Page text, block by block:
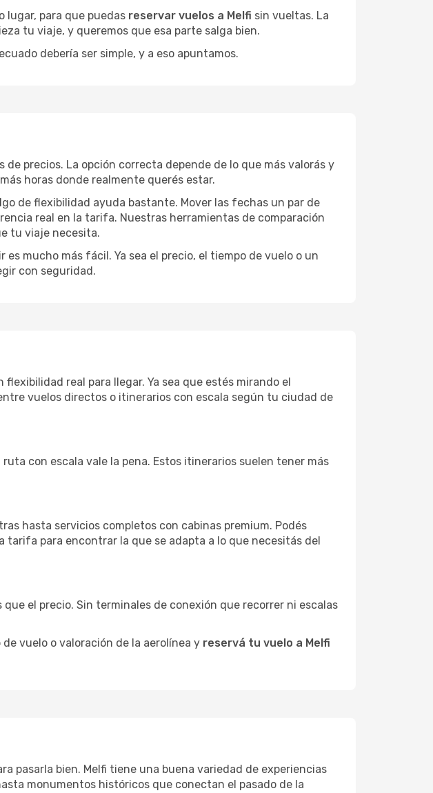
lugar, para que puedas reservar vuelos a Melfi sin vueltas. La
tu viaje, y queremos que esa parte salga bien.
debería ser simple, y a eso apuntamos.
precios. La opción correcta depende de lo que más valorás y
horas donde realmente querés estar.
de flexibilidad ayuda bastante. Mover las fechas un par de
real en la tarifa. Nuestras herramientas de comparación
tu viaje necesita.
mucho más fácil. Ya sea el precio, el tiempo de vuelo o un
con seguridad.
real para llegar. Ya sea que estés mirando el
vuelos directos o itinerarios con escala según tu ciudad de
con escala vale la pena. Estos itinerarios suelen tener más
hasta servicios completos con cabinas premium. Podés
para encontrar la que se adapta a lo que necesitás del
el precio. Sin terminales de conexión que recorrer ni escalas
vuelo o valoración de la aerolínea y reservá tu vuelo a Melfi
pasarla bien. Melfi tiene una buena variedad de experiencias
monumentos históricos que conectan el pasado de la